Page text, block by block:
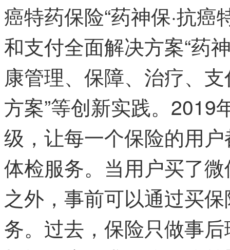
癌特药保险“药神保·抗
和支付全面解决方案“药
康管理、保障、治疗、
方案”等创新实践。2019
级，让每一个保险的用
体检服务。当用户买了
之外，事前可以通过买
务。过去，保险只做事